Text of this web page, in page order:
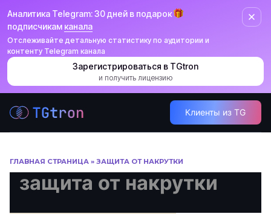
Аналитика Telegram: 30 дней в подарок
подписчикам канала
Отслеживайте детальную статистику по аудитории и
контенту Telegram канала
Зарегистрироваться в TGtron
и получить лицензию
Клиенты из TG
ГЛАВНАЯ СТРАНИЦА » ЗАЩИТА ОТ НАКРУТКИ
защита от накрутки